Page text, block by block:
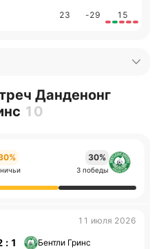
23 -29 15
Данденонг
10
30%
3 победы
11 июля 2026
: 1 Бентли Гринс